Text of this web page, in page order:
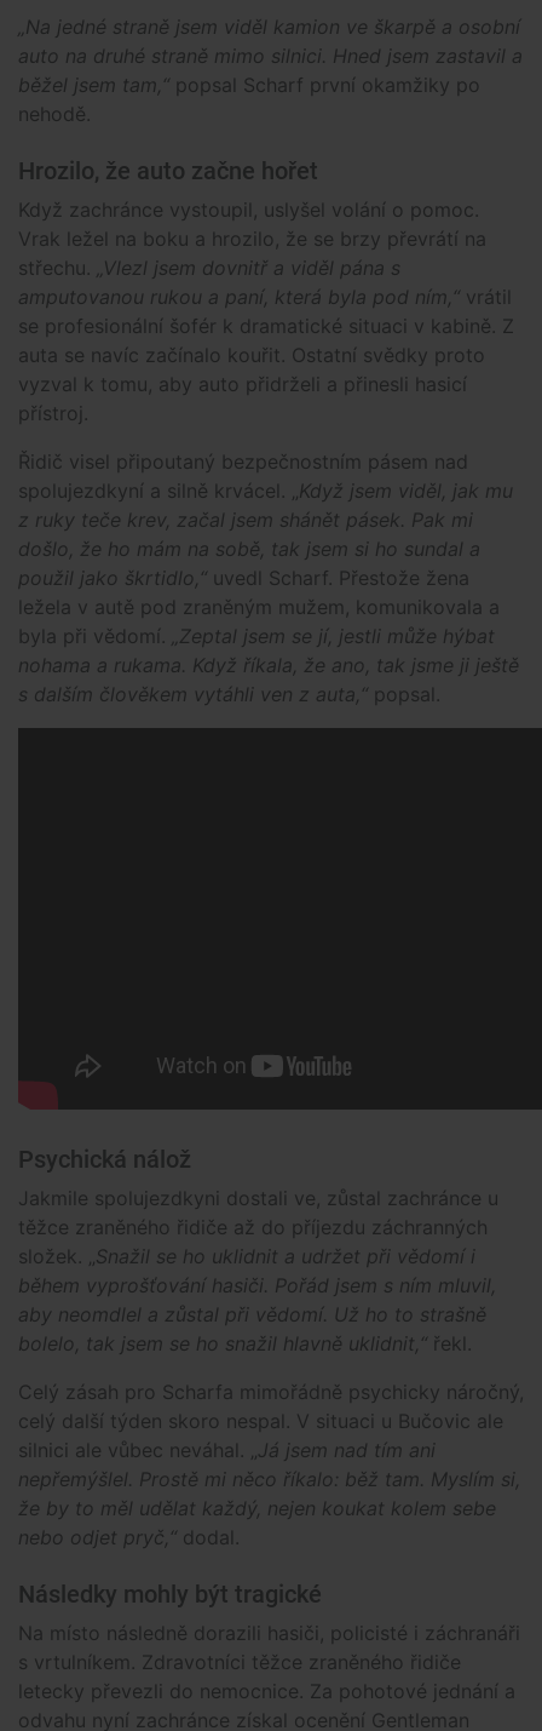
„Na jedné straně jsem viděl kamion ve škarpě a osobní
auto na druhé straně mimo silnici. Hned jsem zastavil a
běžel jsem tam,“ popsal Scharf první okamžiky po
nehodě.
Hrozilo, že auto začne hořet
Když zachránce vystoupil, uslyšel volání o pomoc.
Vrak ležel na boku a hrozilo, že se brzy převrátí na
střechu.
„Vlezl jsem dovnitř a viděl pána s
amputovanou rukou a paní, která byla pod ním,“ vrátil
se profesionální šofér k dramatické situaci v kabině. Z
auta se navíc začínalo kouřit. Ostatní svědky proto
vyzval k tomu, aby auto přidrželi a přinesli hasicí
přístroj.
Řidič visel připoutaný bezpečnostním pásem nad
spolujezdkyní a silně krvácel. „ Když jsem viděl, jak mu
z ruky teče krev, začal jsem shánět pásek. Pak mi
došlo, že ho mám na sobě, tak jsem si ho sundal a
použil jako škrtidlo,“ uvedl Scharf. Přestože žena
ležela v autě pod zraněným mužem, komunikovala a
byla při vědomí.
„Zeptal jsem se jí, jestli může hýbat
nohama a rukama. Když říkala, že ano, tak jsme ji ještě
s dalším člověkem vytáhli ven z auta,“ popsal.
Psychická nálož
Jakmile spolujezdkyni dostali ve, zůstal zachránce u
těžce zraněného řidiče až do příjezdu záchranných
složek. „ Snažil se ho uklidnit a udržet při vědomí i
během vyprošťování hasiči. Pořád jsem s ním mluvil,
aby neomdlel a zůstal při vědomí. Už ho to strašně
bolelo, tak jsem se ho snažil hlavně uklidnit,“ řekl.
Celý zásah pro Scharfa mimořádně psychicky náročný,
celý další týden skoro nespal. V situaci u Bučovic ale
silnici ale vůbec neváhal. „ Já jsem nad tím ani
nepřemýšlel. Prostě mi něco říkalo: běž tam. Myslím si,
že by to měl udělat každý, nejen koukat kolem sebe
nebo odjet pryč,“ dodal.
Následky mohly být tragické
Na místo následně dorazili hasiči, policisté i záchranáři
s vrtulníkem. Zdravotníci těžce zraněného řidiče
letecky převezli do nemocnice. Za pohotové jednání a
odvahu nyní zachránce získal ocenění Gentleman